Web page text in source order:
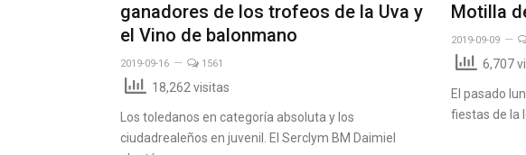
ganadores de los trofeos de la Uva y
el Vino de balonmano
2019-09-16 1561
18,262 visitas
Los toledanos en categoría absoluta y los
ciudadrealeños en juvenil. El Serclym BM Daimiel
Motilla
2019-09-09
6,707
El pasado
fiestas de la